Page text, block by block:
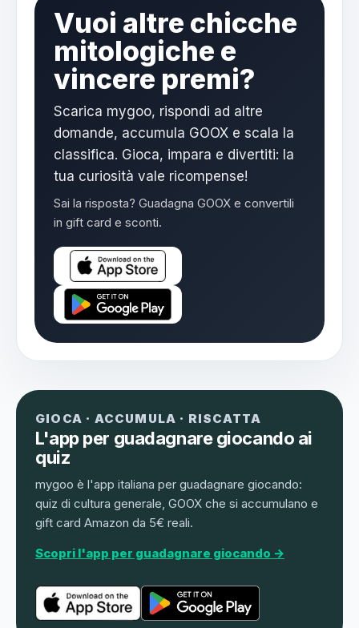
Vuoi altre chicche
mitologiche e
vincere premi?
Scarica mygoo, rispondi ad altre
domande, accumula GOOX e scala la
classifica. Gioca, impara e divertiti: la
tua curiosità vale ricompense!
Sai la risposta? Guadagna GOOX e convertili
in gift card e sconti.
GIOCA · ACCUMULA · RISCATTA
L'app per guadagnare giocando ai
quiz
mygoo è l'app italiana per guadagnare giocando:
quiz di cultura generale, GOOX che si accumulano e
gift card Amazon da 5€ reali.
Scopri l'app per guadagnare giocando →